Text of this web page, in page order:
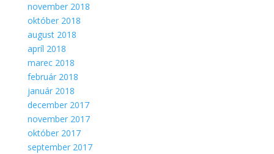
november 2018
október 2018
august 2018
apríl 2018
marec 2018
február 2018
január 2018
december 2017
november 2017
október 2017
september 2017